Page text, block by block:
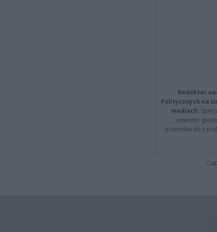
Redaktor
Politycznych na
mediach.
inwestor
dziennikarski z